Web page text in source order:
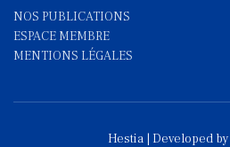
NOS PUBLICATIONS
ESPACE MEMBRE
MENTIONS LÉGALES
Hestia | Developed by